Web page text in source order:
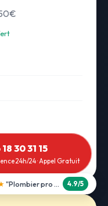
30 31 15
24h/24 · Appel Gratuit
"Débouchage WC en 30 min" 5.0/5